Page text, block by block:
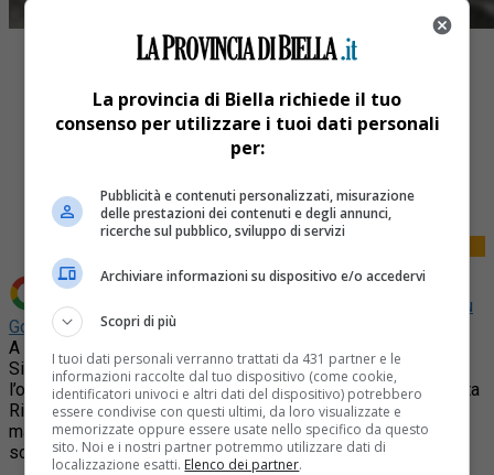
Aggiungi La Provincia di Biella come
Fonte preferita su
Google
A Mongrando il sindaco Michele Teagno, il vicesindaco
Simona Coda, il consigliere regionale Davide Zappalà e
l’onorevole Andrea Delmastro hanno ricordato guardia giurata
Rinaldo Antonino. L’uomo venne barbaramente ucciso il 15
maggio 1981 da un commando di terroristi di Prima Linea a
soli 32 anni.
La provincia di Biella richiede il tuo
consenso per utilizzare i tuoi dati personali
per:
Pubblicità e contenuti personalizzati, misurazione
delle prestazioni dei contenuti e degli annunci,
ricerche sul pubblico, sviluppo di servizi
Archiviare informazioni su dispositivo e/o accedervi
Scopri di più
I tuoi dati personali verranno trattati da 431 partner e le
informazioni raccolte dal tuo dispositivo (come cookie,
identificatori univoci e altri dati del dispositivo) potrebbero
essere condivise con questi ultimi, da loro visualizzate e
memorizzate oppure essere usate nello specifico da questo
sito. Noi e i nostri partner potremmo utilizzare dati di
localizzazione esatti. Elenco dei partner.